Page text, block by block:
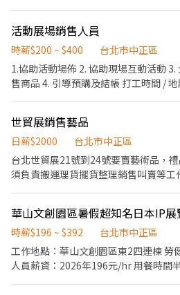
薪330」
（時薪 × 每日工時 × 每月工作天數）
× 8小時 × 20–22天) + 津貼 $3,000 =
$57,000 元左右（依實際加班時數計算
時：時薪 $240 × 1.34 × 加班時數 第
× 加班時數 . <以上試算仍須扣除勞健
為主。> . 【應徵方式】（名額有限，
管理顧問 — Linda 琳達 賴官方帳號：
以搜尋到喔！） 聯絡電話：(02) 6636-
午餐+晚餐 活動週六日 晚餐(午餐餐補
$210/H、教育訓練：$200/H 匯款日 :
證正反面影本、存摺封面影本) 【工作
褲 : 暫定自備淺藍色素款無破洞牛仔褲
休閒鞋 (錄取後需提供衣物、鞋子照片
向有聚眾經驗、主動積極、熟悉通訊/
遲到早退、基本外語能力佳。
訴妥善處理、活動物資整理 【教育訓
19:00、於臺北教育訓練，地點:臺北市
後通知 【活動時間】 需能配合提前或
: 09:30-19:30 驗收、活動、活動後檢
19:30 活動、活動後檢討會議(8hr) 9/
$100) 【薪資】 時薪：$250~$300/H
10/20(二) (錄取後提供：身分證正反面
鞋子 : 暫定自備白色素款乾淨休閒鞋 (
審核) 【人員要求】 需活潑外向有聚眾
社群軟體、智慧型手機操作、不遲到
督導經驗，善於人員掌控、即時狀況回
活動展場銷售人員
時薪$200 ~ $400
台北市中正區
1.協助活動場佈 2. 協助現場互動活動
售商品 4. 引導預購及結帳 打工時間 / 地點（因工作地點、時段欄位
館 / 需求人數：5 人 ＊ 2026/12/19 10:00-18:00 花博
人數：5 人 ＊ 2026/10月-12月 每周末 14:00-
（全國、燦坤、三創北部...） / 需求人
世貿展銷售藝品
日薪$2000
台北市中正區
台北世貿展21號到24號要賣藝術品，
須負責搬運理貨擺貨整理銷售叫賣等工
時薪$196 ~ $392
台北市中正區
工作地點：華山文創園區東2四連棟 勞
人員薪資：2026年196元/hr 用餐時間